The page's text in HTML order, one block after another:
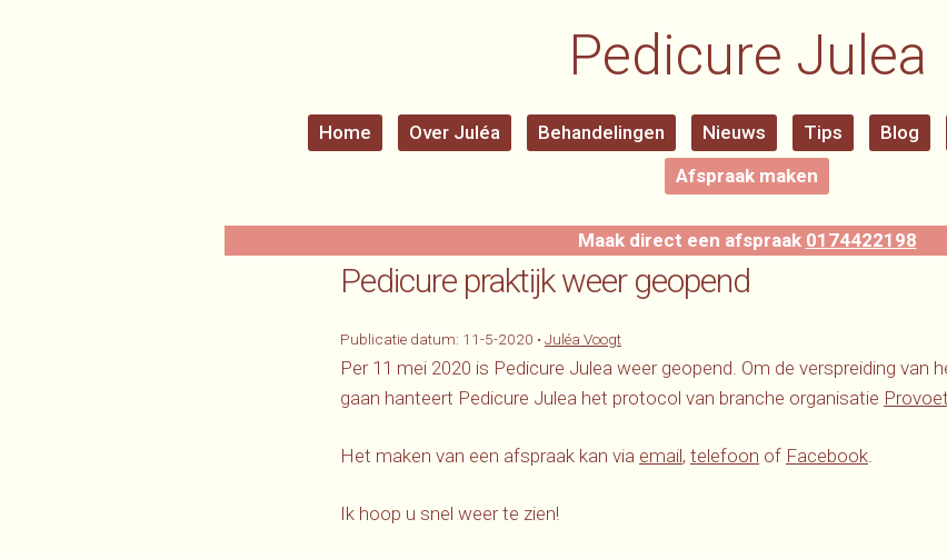
Pedicure Julea
Home Over Juléa Behandelingen Nieuws Tips Blog
Afspraak maken
Maak direct een afspraak 0174422198
Pedicure praktijk weer geopend
Publicatie datum: 11-5-2020 • Juléa Voogt
Per 11 mei 2020 is Pedicure Julea weer geopend. Om de verspreiding van
gaan hanteert Pedicure Julea het protocol van branche organisatie Provoet
Het maken van een afspraak kan via email, telefoon of Facebook.
Ik hoop u snel weer te zien!